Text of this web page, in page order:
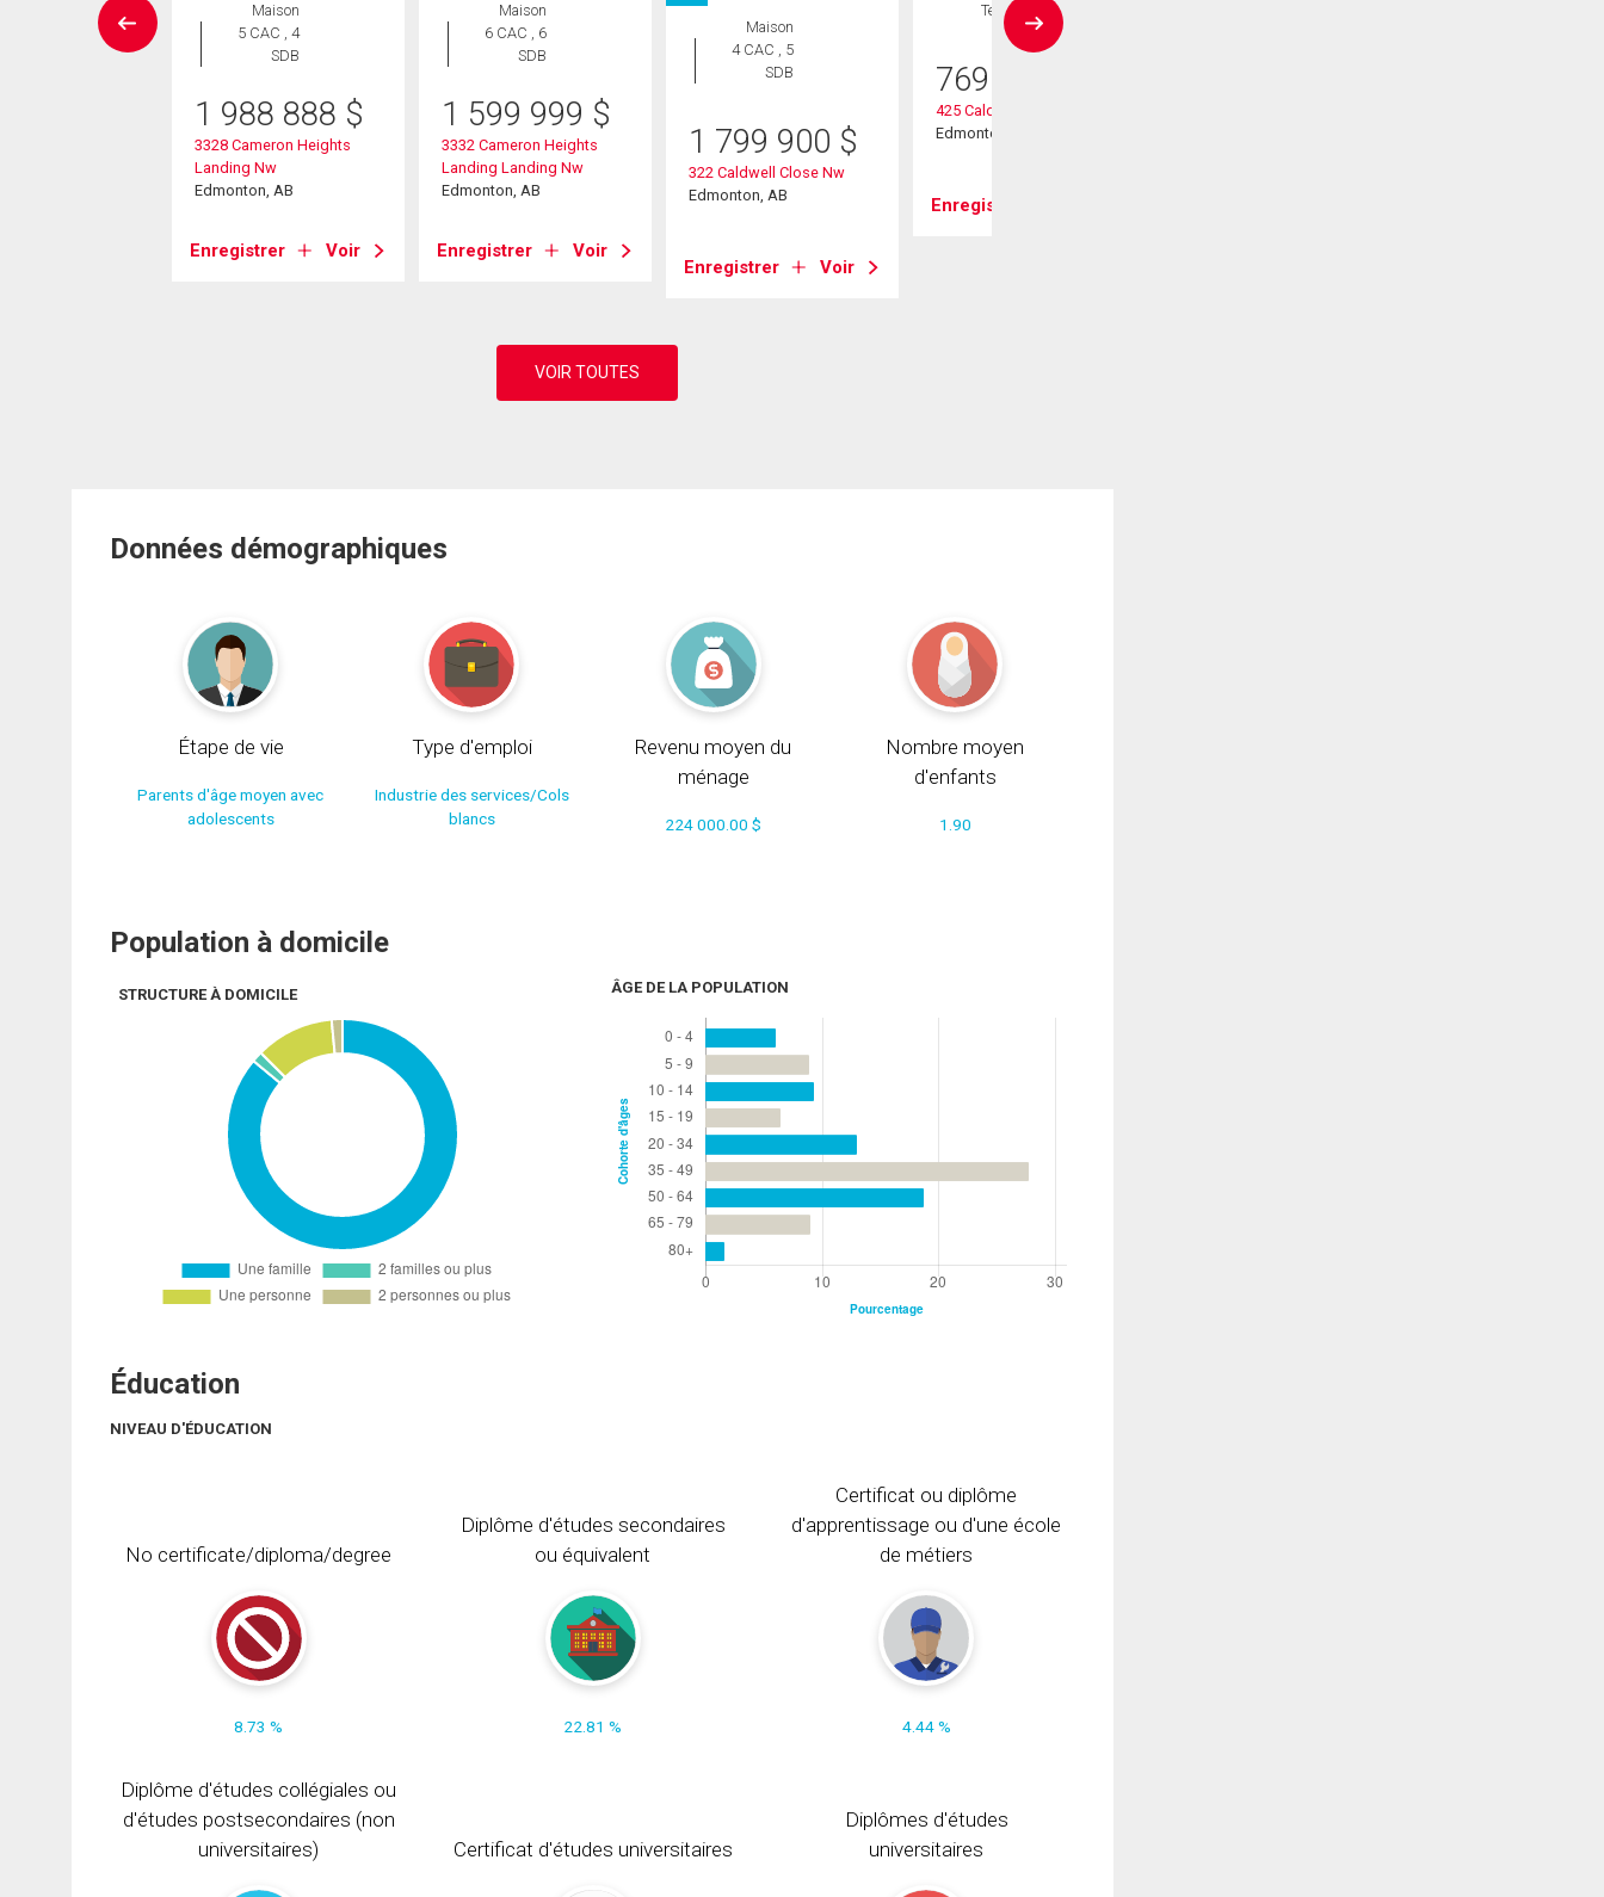
Maison
5 CAC , 4
SDB
1 988 888 $
3328 Cameron Heights
Landing Nw
Edmonton, AB
Enregistrer Voir
Maison
6 CAC , 6
SDB
1 599 999 $
3332 Cameron Heights
Landing Landing Nw
Edmonton, AB
Enregistrer Voir
Maison
4 CAC , 5
SDB
1 799 900 $
322 Caldwell Close Nw
Edmonton, AB
Enregistrer Voir
Terrain
769 000
425 Caldwell Place Nw
Edmonton, AB
Enregistrer
Données démographiques
Étape de vie
Parents d'âge moyen avec
adolescents
Type d'emploi
Industrie des services/Cols
blancs
Revenu moyen du
ménage
224 000.00 $
Nombre moyen
d'enfants
1.90
Population à domicile
STRUCTURE À DOMICILE ÂGE DE LA POPULATION
Éducation
NIVEAU D'ÉDUCATION
No certificate/diploma/degree
8.73 %
Diplôme d'études secondaires
ou équivalent
22.81 %
Certificat ou diplôme
d'apprentissage ou d'une école
de métiers
4.44 %
Diplôme d'études collégiales ou
d'études postsecondaires (non
universitaires)
Certificat d'études universitaires
Diplômes d'études
universitaires